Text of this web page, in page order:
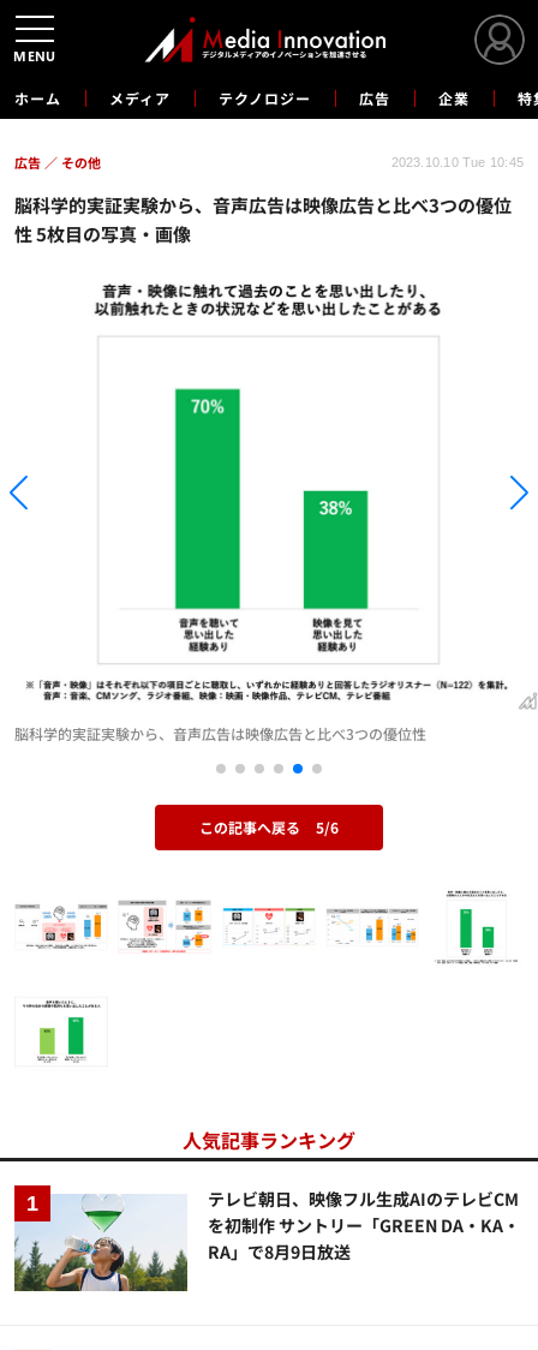
ホーム メディア テクノロジー 広告 企業 特
脳科学的実証実験から、音声広告は映像広告と比べ3つの優位
性 5枚目の写真・画像
広告 その他 2023.10.10 Tue 10:45
脳科学的実証実験から、音声広告は映像広告と比べ3つの優位性
この記事へ戻る 5/6
人気記事ランキング
テレビ朝日、映像フル生成AIのテレビCM
を初制作 サントリー「GREEN DA・KA・
RA」で8月9日放送
MENU